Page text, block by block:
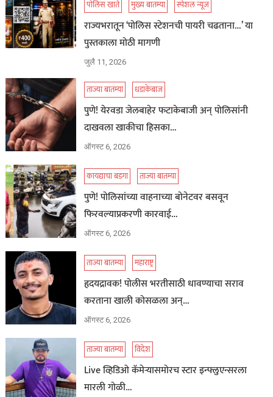
पोलिस खाते
मुख्य बातम्या स्पेशल न्यूज
राज्यभरातून ‘पोलिस स्टेशनची पायरी चढताना…’ या
पुस्तकाला मोठी मागणी
जुलै 11, 2026
ताज्या बातम्या धडाकेबाज
पुणे! येरवडा जेलबाहेर फटाकेबाजी अन् पोलिसांनी
दाखवला खाकीचा हिसका…
ऑगस्ट 6, 2026
कायद्याचा बडगा ताज्या बातम्या
पुणे! पोलिसांच्या वाहनाच्या बोनेटवर बसवून
फिरवल्याप्रकरणी कारवाई…
ऑगस्ट 6, 2026
ताज्या बातम्या महाराष्ट्र
हृदयद्रावक! पोलीस भरतीसाठी धावण्याचा सराव
करताना खाली कोसळला अन्…
ऑगस्ट 6, 2026
ताज्या बातम्या विदेश
Live व्हिडिओ कॅमेऱ्यासमोरच स्टार इन्फ्लुएन्सरला
मारली गोळी…